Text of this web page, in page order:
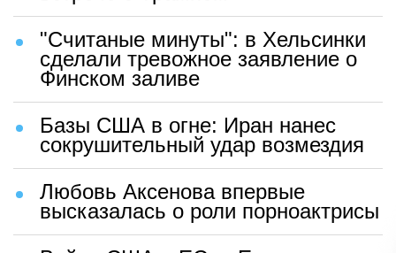
"Считаные минуты": в Хельсинки
сделали тревожное заявление о
Финском заливе
Базы США в огне: Иран нанес
сокрушительный удар возмездия
Любовь Аксенова впервые
высказалась о роли порноактрисы